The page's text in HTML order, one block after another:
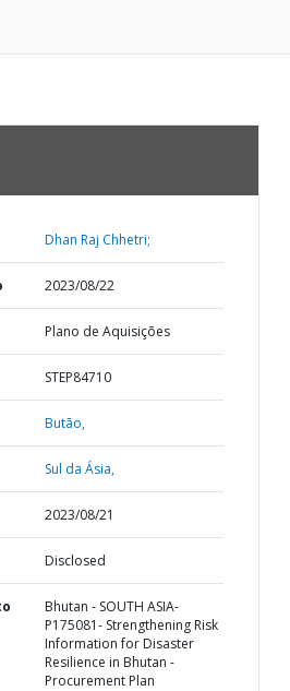
Dhan Raj Chhetri;
2023/08/22
Plano de Aquisições
STEP84710
Butão,
Sul da Ásia,
2023/08/21
Disclosed
Bhutan - SOUTH ASIA-
P175081- Strengthening Risk
Information for Disaster
Resilience in Bhutan -
Procurement Plan